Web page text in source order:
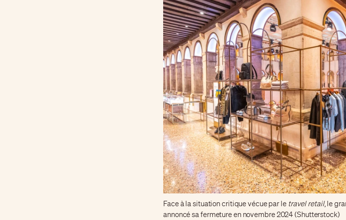
Face à la situation critique vécue par le travel retail, le
annoncé sa fermeture en novembre 2024 (Shutterstock)